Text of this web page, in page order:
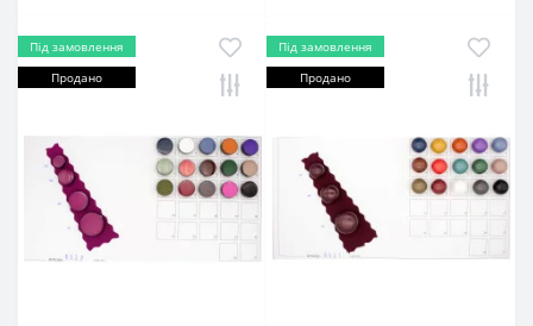
Під замовлення
Продано
Під замовлення
Продано